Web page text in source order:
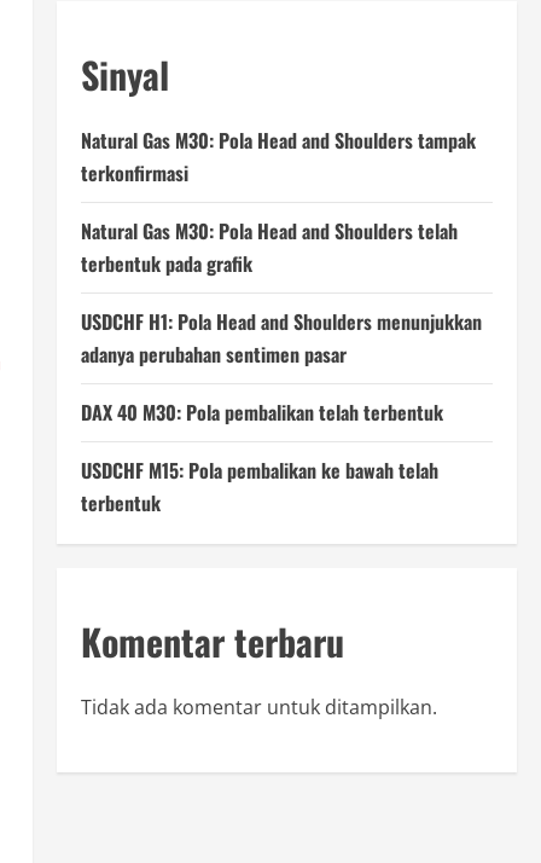
Sinyal
Natural Gas M30: Pola Head and Shoulders tampak
terkonfirmasi
Natural Gas M30: Pola Head and Shoulders telah
terbentuk pada grafik
USDCHF H1: Pola Head and Shoulders menunjukkan
adanya perubahan sentimen pasar
DAX 40 M30: Pola pembalikan telah terbentuk
USDCHF M15: Pola pembalikan ke bawah telah
terbentuk
Komentar terbaru
Tidak ada komentar untuk ditampilkan.